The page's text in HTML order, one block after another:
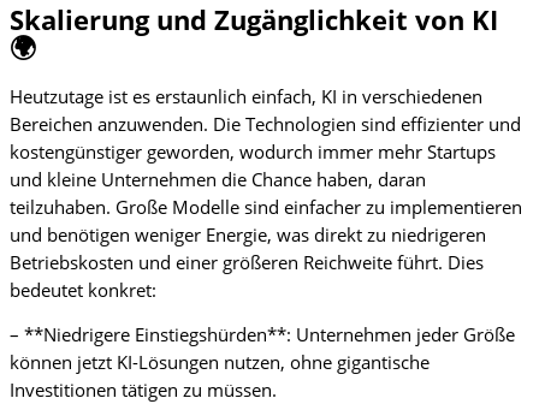
Skalierung und Zugänglichkeit von KI
🌍
Heutzutage ist es erstaunlich einfach, KI in verschiedenen
Bereichen anzuwenden. Die Technologien sind effizienter und
kostengünstiger geworden, wodurch immer mehr Startups
und kleine Unternehmen die Chance haben, daran
teilzuhaben. Große Modelle sind einfacher zu implementieren
und benötigen weniger Energie, was direkt zu niedrigeren
Betriebskosten und einer größeren Reichweite führt. Dies
bedeutet konkret:
– **Niedrigere Einstiegshürden**: Unternehmen jeder Größe
können jetzt KI-Lösungen nutzen, ohne gigantische
Investitionen tätigen zu müssen.